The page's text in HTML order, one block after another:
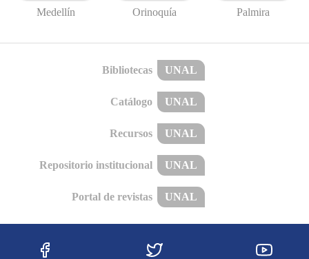
Medellín Orinoquía Palmira
Bibliotecas UNAL
Catálogo UNAL
Recursos UNAL
Repositorio institucional UNAL
Portal de revistas UNAL